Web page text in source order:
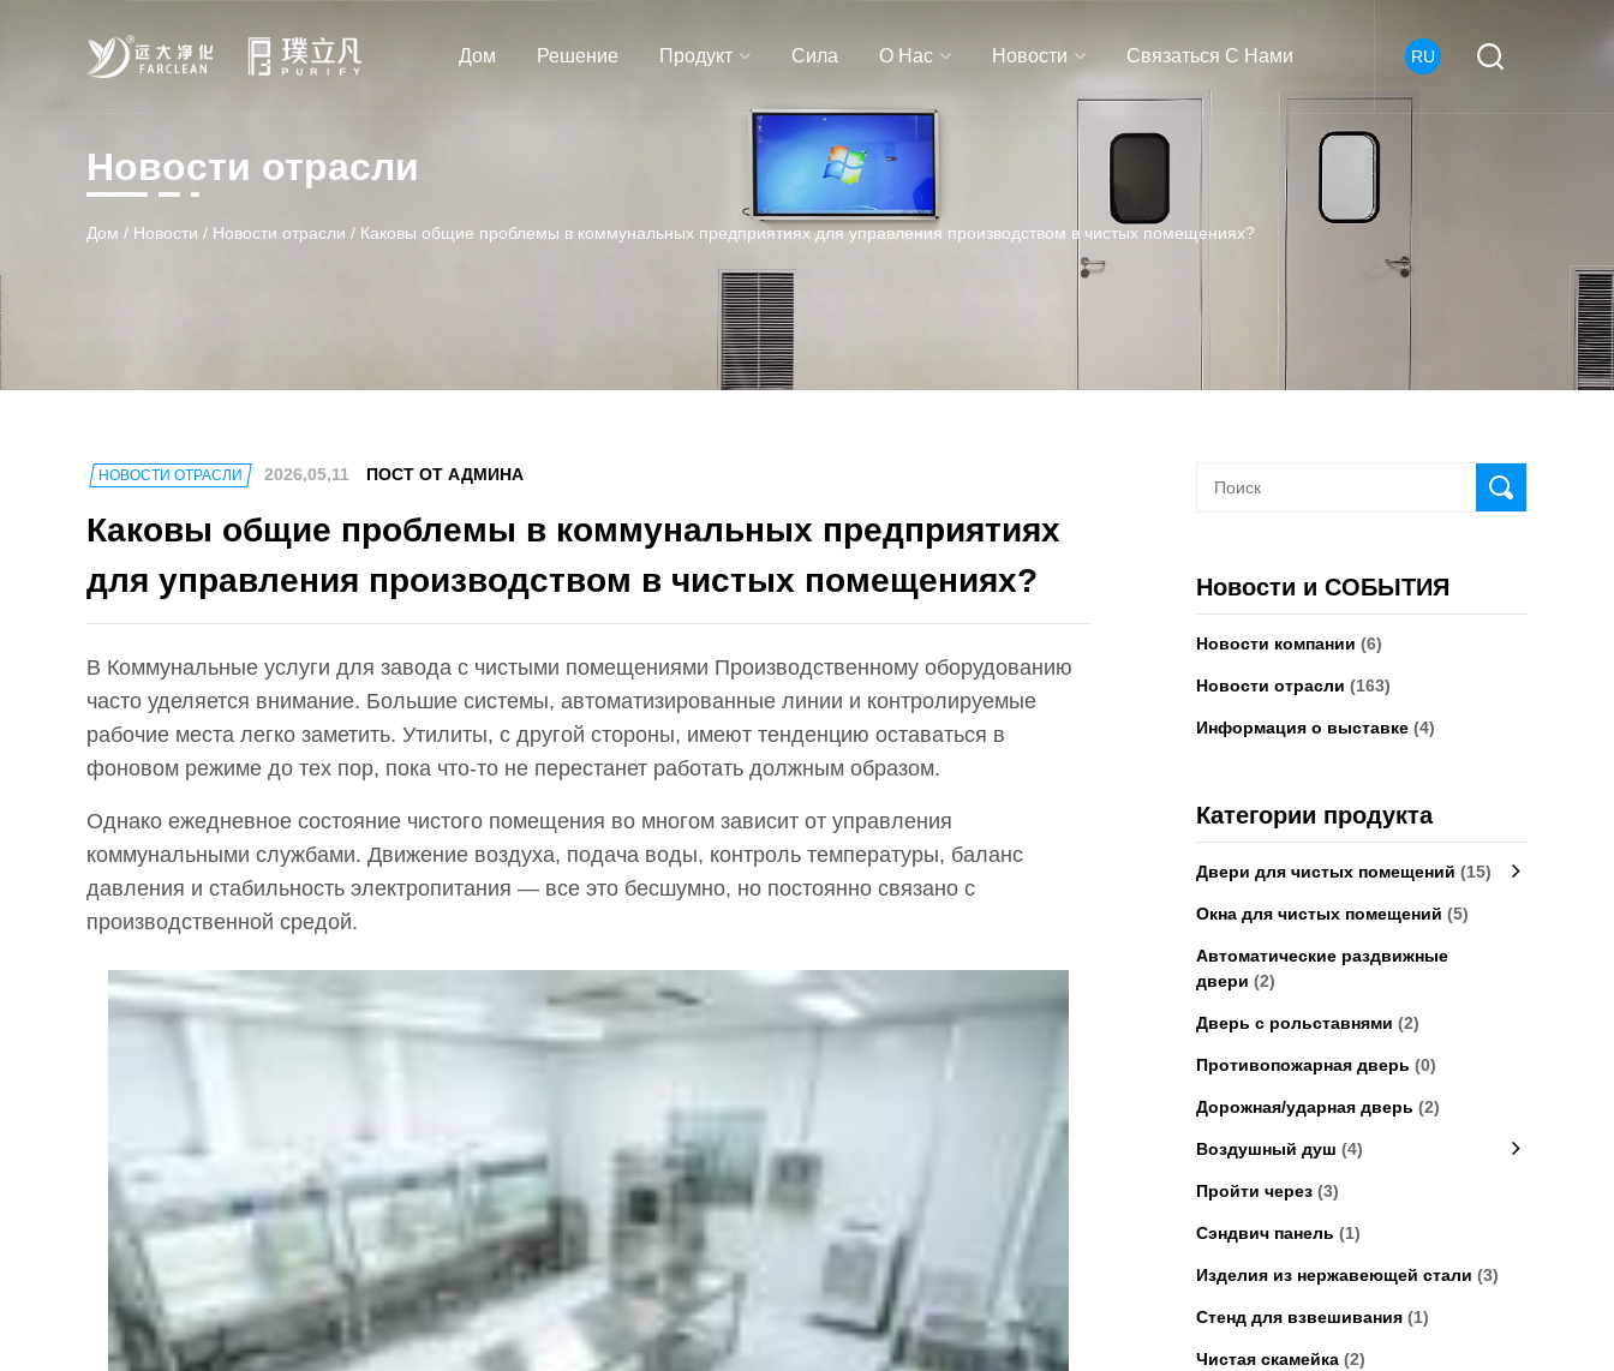
Дом Решение Продукт Сила О Нас Новости Связаться С Нами RU
Новости отрасли
Дом / Новости / Новости отрасли / Каковы общие проблемы в коммунальных предприятиях для управления производством в чистых помещениях?
НОВОСТИ ОТРАСЛИ 2026,05,11 ПОСТ ОТ АДМИНА
Каковы общие проблемы в коммунальных предприятиях
для управления производством в чистых помещениях?
В Коммунальные услуги для завода с чистыми помещениями Производственному оборудованию
часто уделяется внимание. Большие системы, автоматизированные линии и контролируемые
рабочие места легко заметить. Утилиты, с другой стороны, имеют тенденцию оставаться в
фоновом режиме до тех пор, пока что-то не перестанет работать должным образом.
Однако ежедневное состояние чистого помещения во многом зависит от управления
коммунальными службами. Движение воздуха, подача воды, контроль температуры, баланс
давления и стабильность электропитания — все это бесшумно, но постоянно связано с
производственной средой.
Новости и СОБЫТИЯ
Новости компании (6)
Новости отрасли (163)
Информация о выставке (4)
Категории продукта
Двери для чистых помещений (15)
Окна для чистых помещений (5)
Автоматические раздвижные
двери (2)
Дверь с рольставнями (2)
Противопожарная дверь (0)
Дорожная/ударная дверь (2)
Воздушный душ (4)
Пройти через (3)
Сэндвич панель (1)
Изделия из нержавеющей стали (3)
Стенд для взвешивания (1)
Чистая скамейка (2)